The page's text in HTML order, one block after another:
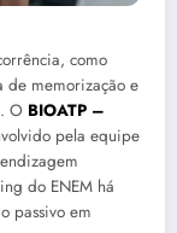
como
memorização e
O BIOATP –
pela equipe
do ENEM há
passivo em